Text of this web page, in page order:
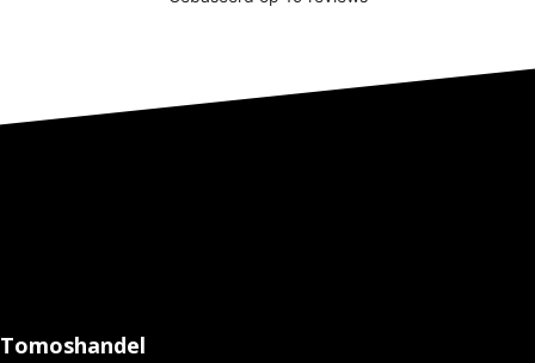
Tomoshandel